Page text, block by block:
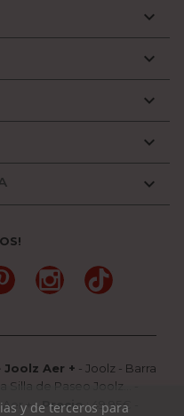





PinterestInstagramTikTok
Aer + - Joolz - Barra
de Paseo Joolz...
Aer +-Precio:49.95€ -
y de terceros para